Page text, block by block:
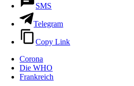
SMS
Telegram
Copy Link
Corona
Die WHO
Frankreich